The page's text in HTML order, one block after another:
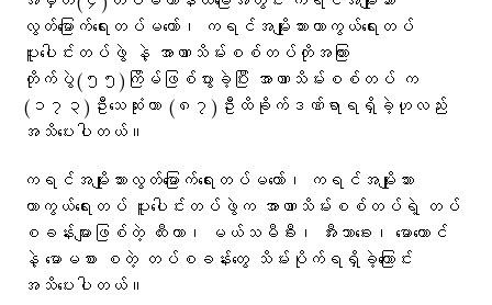
လွတ်မြောက်ရေးတပ်မတော်၊ ကရင်အမျိုးသားကာကွယ်ရေးတပ်
ပူးပေါင်းတပ်ဖွဲ နဲ့ အာဏာသိမ်းစစ်တပ်တိုအကြား
တိုက်ပွဲ(၅၅)ကြိမ်ဖြစ်ပွားခဲ့ပြီး အာဏာသိမ်းစစ်တပ် က
(၁၇၃)ဦးသေဆုံးကာ (၈၇)ဦးထိခိုက်ဒဏ်ရာရရှိခဲ့ဟုလည်း
အသိပေးပါတယ်။
ကရင်အမျိုးသားလွတ်မြောက်ရေးတပ်မတော်၊ ကရင်အမျိုးသား
ကာကွယ်ရေးတပ် ပူးပေါင်းတပ်ဖွဲက အာဏာသိမ်းစစ်တပ်ရဲ့ တပ်
စခန်းများဖြစ်တဲ့ ထီးထာ၊ မယ်သမီခီး၊ အီးသာခေး၊ မောတောင်
နဲ့ မောမစား စတဲ့ တပ်စခန်းတွေ သိမ်းပိုက်ရရှိခဲ့ကြောင်း
အသိပေးပါတယ်။